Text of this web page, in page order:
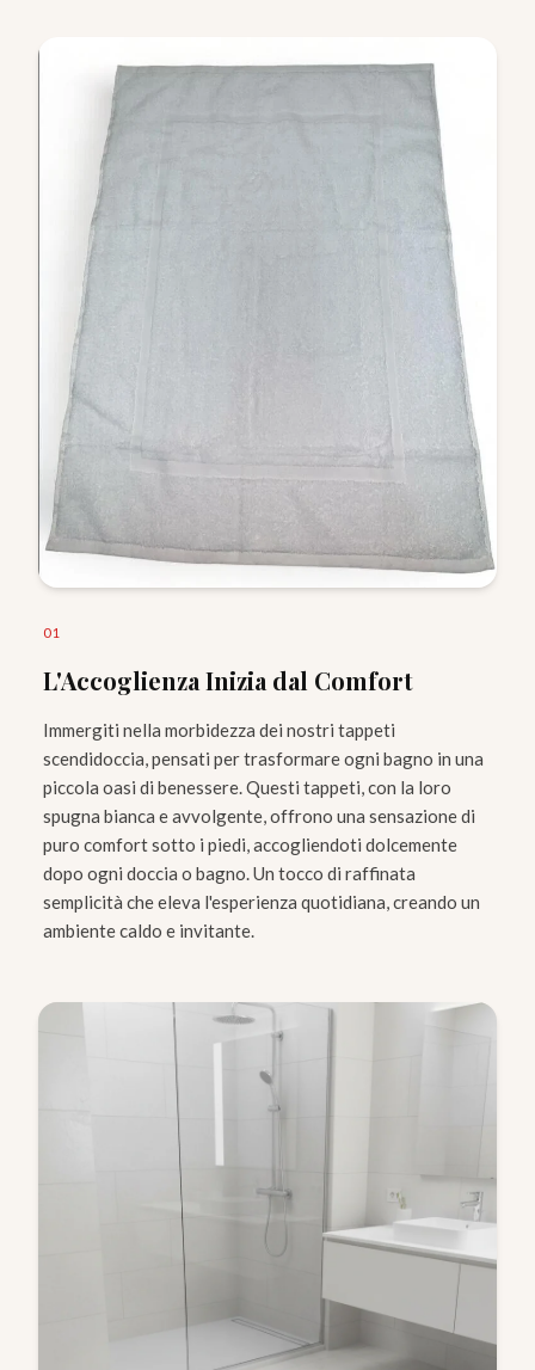
01
L'Accoglienza Inizia dal Comfort
Immergiti nella morbidezza dei nostri tappeti
scendidoccia, pensati per trasformare ogni bagno in una
piccola oasi di benessere. Questi tappeti, con la loro
spugna bianca e avvolgente, offrono una sensazione di
puro comfort sotto i piedi, accogliendoti dolcemente
dopo ogni doccia o bagno. Un tocco di raffinata
semplicità che eleva l'esperienza quotidiana, creando un
ambiente caldo e invitante.